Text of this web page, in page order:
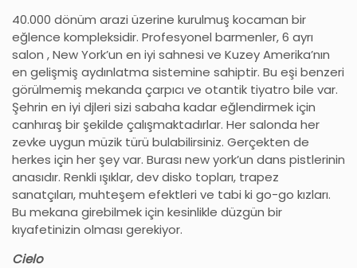
40.000 dönüm arazi üzerine kurulmuş kocaman bir
eğlence kompleksidir. Profesyonel barmenler, 6 ayrı
salon , New York’un en iyi sahnesi ve Kuzey Amerika’nın
en gelişmiş aydınlatma sistemine sahiptir. Bu eşi benzeri
görülmemiş mekanda çarpıcı ve otantik tiyatro bile var.
Şehrin en iyi djleri sizi sabaha kadar eğlendirmek için
canhıraş bir şekilde çalışmaktadırlar. Her salonda her
zevke uygun müzik türü bulabilirsiniz. Gerçekten de
herkes için her şey var. Burası new york’un dans pistlerinin
anasıdır. Renkli ışıklar, dev disko topları, trapez
sanatçıları, muhteşem efektleri ve tabi ki go-go kızları.
Bu mekana girebilmek için kesinlikle düzgün bir
kıyafetinizin olması gerekiyor.
Cielo